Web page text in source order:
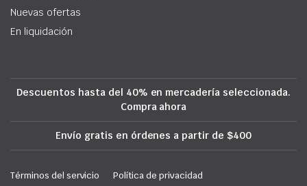
Nuevas ofertas
En liquidación
Descuentos hasta del 40% en mercadería seleccionada.
Compra ahora
Envío gratis en órdenes a partir de $400
Términos del servicio Política de privacidad